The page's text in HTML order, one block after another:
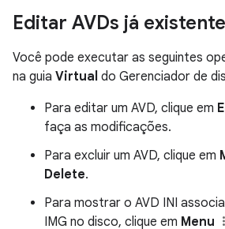
Editar AVDs já
Você pode executar as seguintes
na guia Virtual do Gerenciador de
Para editar um AVD, clique em
faça as modificações.
Para excluir um AVD, clique em
Delete.
Para mostrar o AVD INI
IMG no disco, clique em Menu